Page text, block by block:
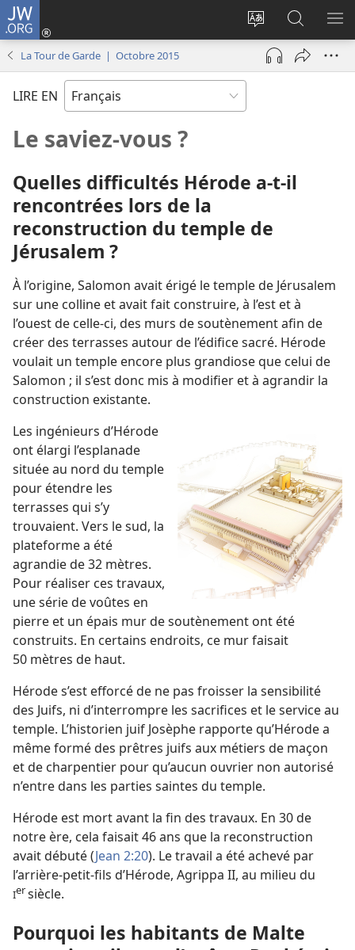
JW.ORG
Changer
langue
Se
connecter
(ouvre
nouvelle
sur
JW.ORG
La Tour de Garde | Octobre 2015
LIRE EN
Le saviez-vous ?
Quelles difficultés Hérode a-t-il
rencontrées lors de la
reconstruction du temple de
Jérusalem ?
À l’origine, Salomon avait érigé le temple de Jérusalem
sur une colline et avait fait construire, à l’est et à
l’ouest de celle-ci, des murs de soutènement afin de
créer des terrasses autour de l’édifice sacré. Hérode
voulait un temple encore plus grandiose que celui de
Salomon ; il s’est donc mis à modifier et à agrandir la
construction existante.
Les ingénieurs d’Hérode
ont élargi l’esplanade
située au nord du temple
pour étendre les
terrasses qui s’y
trouvaient. Vers le sud, la
plateforme a été
agrandie de 32 mètres.
Pour réaliser ces travaux,
une série de voûtes en
pierre et un épais mur de soutènement ont été
construits. En certains endroits, ce mur faisait
50 mètres de haut.
Hérode s’est efforcé de ne pas froisser la sensibilité
des Juifs, ni d’interrompre les sacrifices et le service au
temple. L’historien juif Josèphe rapporte qu’Hérode a
même formé des prêtres juifs aux métiers de maçon
et de charpentier pour qu’aucun ouvrier non autorisé
n’entre dans les parties saintes du temple.
Hérode est mort avant la fin des travaux. En 30 de
notre ère, cela faisait 46 ans que la reconstruction
avait débuté (Jean 2:20). Le travail a été achevé par
l’arrière-petit-fils d’Hérode, Agrippa II, au milieu du
Iersiècle.
Pourquoi les habitants de Malte